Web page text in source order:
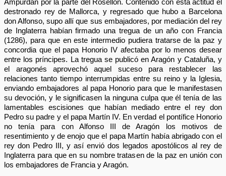
Ampurdán por la parte del Rosellón. Contenido con esta actitud el
destronado rey de Mallorca, y regresado que hubo a Barcelona
don Alfonso, supo allí que sus embajadores, por mediación del rey
de Inglaterra habían firmado una tregua de un año con Francia
(1286), para que en este intermedio pudiera tratarse de la paz y
concordia que el papa Honorio IV afectaba por lo menos desear
entre los príncipes. La tregua se publicó en Aragón y Cataluña, y
el aragonés aprovechó aquel suceso para restablecer las
relaciones tanto tiempo interrumpidas entre su reino y la Iglesia,
enviando embajadores al papa Honorio para que le manifestasen
su devoción, y le significasen la ninguna culpa que él tenía de las
lamentables escisiones que habían mediado entre el rey don
Pedro su padre y el papa Martín IV. En verdad el pontífice Honorio
no tenía para con Alfonso III de Aragón los motivos de
resentimiento y de enojo que el papa Martín había abrigado con el
rey don Pedro III, y así envió dos legados apostólicos al rey de
Inglaterra para que en su nombre tratasen de la paz en unión con
los embajadores de Francia y Aragón.